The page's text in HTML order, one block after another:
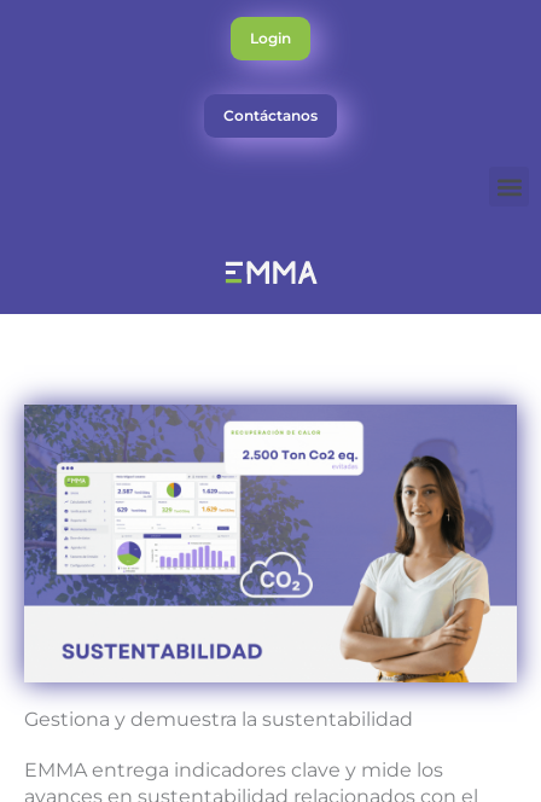
Contáctanos
Login
Gestiona y demuestra la sustentabilidad
EMMA entrega indicadores clave y mide los
avances en sustentabilidad relacionados con el